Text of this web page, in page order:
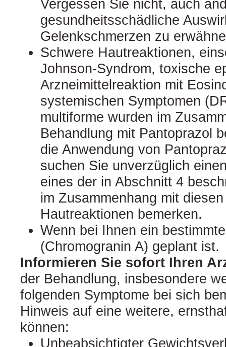
Vergessen Sie nicht, auch
gesundheitsschädliche
Gelenkschmerzen zu
Schwere Hautreaktionen,
Johnson-Syndrom, toxische
Arzneimittelreaktion mit
systemischen Symptomen
multiforme wurden im
Behandlung mit Pantoprazol
die Anwendung von
suchen Sie unverzüglich
eines der in Abschnitt 4
im Zusammenhang mit
Hautreaktionen bemerken.
Wenn bei Ihnen ein
(Chromogranin A) geplant ist.
Informieren Sie sofort Ihren
der Behandlung, insbesondere
folgenden Symptome bei sich
Hinweis auf eine weitere,
können:
Unbeabsichtigter